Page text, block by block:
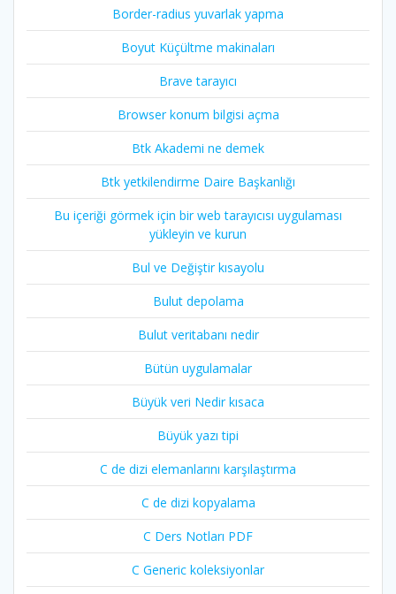
Border-radius yuvarlak yapma
Boyut Küçültme makinaları
Brave tarayıcı
Browser konum bilgisi açma
Btk Akademi ne demek
Btk yetkilendirme Daire Başkanlığı
Bu içeriği görmek için bir web tarayıcısı uygulaması
yükleyin ve kurun
Bul ve Değiştir kısayolu
Bulut depolama
Bulut veritabanı nedir
Bütün uygulamalar
Büyük veri Nedir kısaca
Büyük yazı tipi
C de dizi elemanlarını karşılaştırma
C de dizi kopyalama
C Ders Notları PDF
C Generic koleksiyonlar